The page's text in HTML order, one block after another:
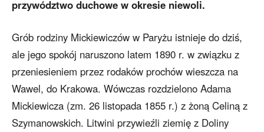
przywództwo duchowe w okresie niewoli.
Grób rodziny Mickiewiczów w Paryżu istnieje do dziś,
ale jego spokój naruszono latem 1890 r. w związku z
przeniesieniem przez rodaków prochów wieszcza na
Wawel, do Krakowa. Wówczas rozdzielono Adama
Mickiewicza (zm. 26 listopada 1855 r.) z żoną Celiną z
Szymanowskich. Litwini przywieźli ziemię z Doliny